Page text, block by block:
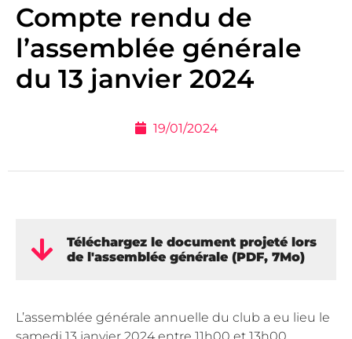
Compte rendu de
l’assemblée générale
du 13 janvier 2024
19/01/2024
Téléchargez le document projeté lors
de l'assemblée générale (PDF, 7Mo)
L’assemblée générale annuelle du club a eu lieu le
samedi 13 janvier 2024 entre 11h00 et 13h00.